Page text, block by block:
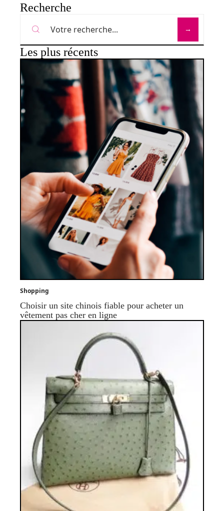
Recherche
Les plus récents
Shopping
Choisir un site chinois fiable pour acheter un
vêtement pas cher en ligne